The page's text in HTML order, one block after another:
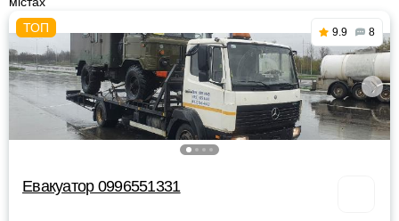
9.9 8
Евакуатор 0996551331